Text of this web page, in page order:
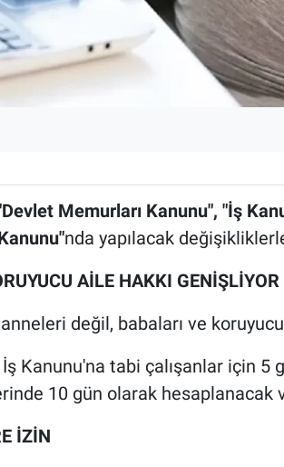
Memurları Kanunu", "İş
nda yapılacak
AİLE HAKKI GENİŞLİYOR
değil, babaları ve
Kanunu'na tabi çalışanlar için 5
10 gün olarak hesaplanacak
İZİN